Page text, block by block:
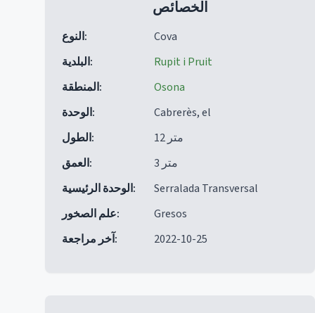
الخصائص
النوع:
Cova
البلدية:
Rupit i Pruit
المنطقة:
Osona
الوحدة:
Cabrerès, el
الطول:
12 متر
العمق:
3 متر
الوحدة الرئيسية:
Serralada Transversal
علم الصخور:
Gresos
آخر مراجعة: 2022-10-25